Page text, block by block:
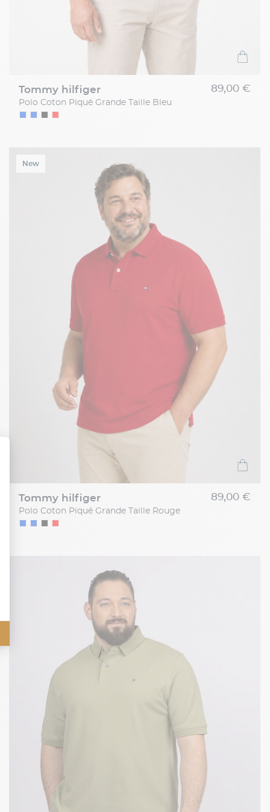
tommy hilfiger
Polo Coton Piqué Grande Taille Bleu
89,00 €
New
tommy hilfiger
Polo Coton Piqué Grande Taille Rouge
89,00 €